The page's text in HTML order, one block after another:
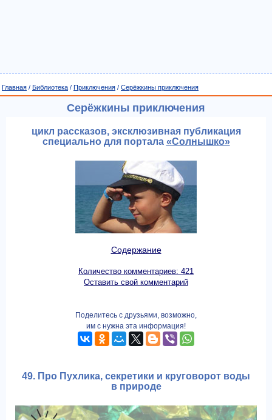
Главная / Библиотека / Приключения / Серёжкины приключения
Серёжкины приключения
цикл рассказов, эксклюзивная публикация
специально для портала «Солнышко»
Содержание
Количество комментариев: 421
Оставить свой комментарий
Поделитесь с друзьями, возможно,
им с нужна эта информация!
49. Про Пухлика, секретики и круговорот воды
в природе